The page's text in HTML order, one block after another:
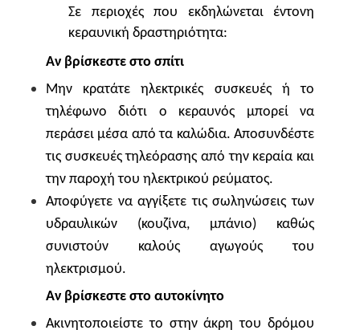
Σε περιοχές που εκδηλώνεται έντονη
κεραυνική δραστηριότητα:
Αν βρίσκεστε στο σπίτι
Μην κρατάτε ηλεκτρικές συσκευές ή το
τηλέφωνο διότι ο κεραυνός μπορεί να
περάσει μέσα από τα καλώδια. Αποσυνδέστε
τις συσκευές τηλεόρασης από την κεραία και
την παροχή του ηλεκτρικού ρεύματος.
Αποφύγετε να αγγίξετε τις σωληνώσεις των
υδραυλικών (κουζίνα, μπάνιο) καθώς
συνιστούν καλούς αγωγούς του
ηλεκτρισμού.
Αν βρίσκεστε στο αυτοκίνητο
Ακινητοποιείστε το στην άκρη του δρόμου